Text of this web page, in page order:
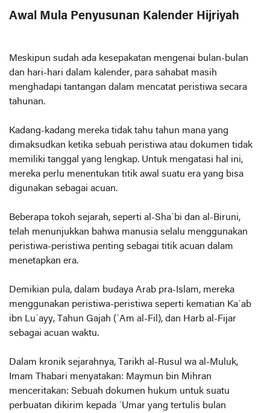
Awal Mula Penyusunan Kalender Hijriyah
Meskipun sudah ada kesepakatan mengenai bulan-bulan
dan hari-hari dalam kalender, para sahabat masih
menghadapi tantangan dalam mencatat peristiwa secara
tahunan.
Kadang-kadang mereka tidak tahu tahun mana yang
dimaksudkan ketika sebuah peristiwa atau dokumen tidak
memiliki tanggal yang lengkap. Untuk mengatasi hal ini,
mereka perlu menentukan titik awal suatu era yang bisa
digunakan sebagai acuan.
Beberapa tokoh sejarah, seperti al-Shaʿbi dan al-Biruni,
telah menunjukkan bahwa manusia selalu menggunakan
peristiwa-peristiwa penting sebagai titik acuan dalam
menetapkan era.
Demikian pula, dalam budaya Arab pra-Islam, mereka
menggunakan peristiwa-peristiwa seperti kematian Kaʿab
ibn Luʾayy, Tahun Gajah (ʿAm al-Fil), dan Harb al-Fijar
sebagai acuan waktu.
Dalam kronik sejarahnya, Tarikh al-Rusul wa al-Muluk,
Imam Thabari menyatakan: Maymun bin Mihran
menceritakan: Sebuah dokumen hukum untuk suatu
perbuatan dikirim kepada ʿUmar yang tertulis bulan